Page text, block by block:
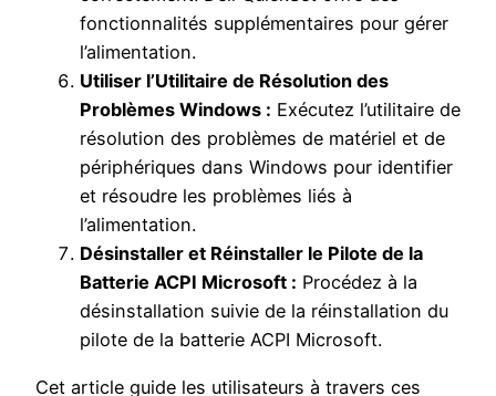
fonctionnalités supplémentaires pour gérer
l’alimentation.
Utiliser l’Utilitaire de Résolution des
Problèmes Windows : Exécutez l’utilitaire de
résolution des problèmes de matériel et de
périphériques dans Windows pour identifier
et résoudre les problèmes liés à
l’alimentation.
Désinstaller et Réinstaller le Pilote de la
Batterie ACPI Microsoft : Procédez à la
désinstallation suivie de la réinstallation du
pilote de la batterie ACPI Microsoft.
Cet article guide les utilisateurs à travers ces